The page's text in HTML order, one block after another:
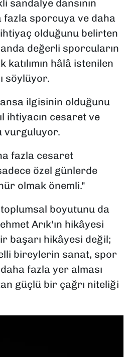
sandalye dansının
fazla sporcuya ve daha
olduğunu belirten
değerli sporcuların
hâlâ istenilen
söylüyor.
ilgisinin olduğunu
ihtiyacın cesaret ve
vurguluyor.
fazla cesaret
özel günlerde
olmak önemli."
boyutunu da
Arık'ın hikâyesi
başarı hikâyesi değil;
bireylerin sanat, spor
fazla yer alması
güçlü bir çağrı niteliği